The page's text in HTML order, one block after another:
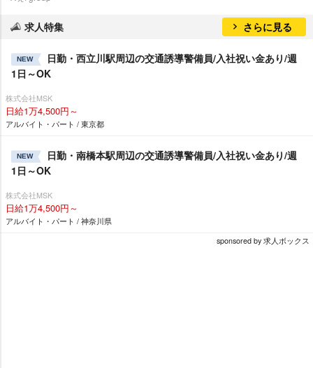
求人特集 さらに見る
NEW
日勤・西立川駅周辺の交通誘導警備員/入社祝い金あり/週
1日～OK
株式会社MSK
日給1万4,500円～
アルバイト・パート / 東京都
NEW
日勤・南橋本駅周辺の交通誘導警備員/入社祝い金あり/週
1日～OK
株式会社MSK
日給1万4,500円～
アルバイト・パート / 神奈川県
sponsored by 求人ボックス